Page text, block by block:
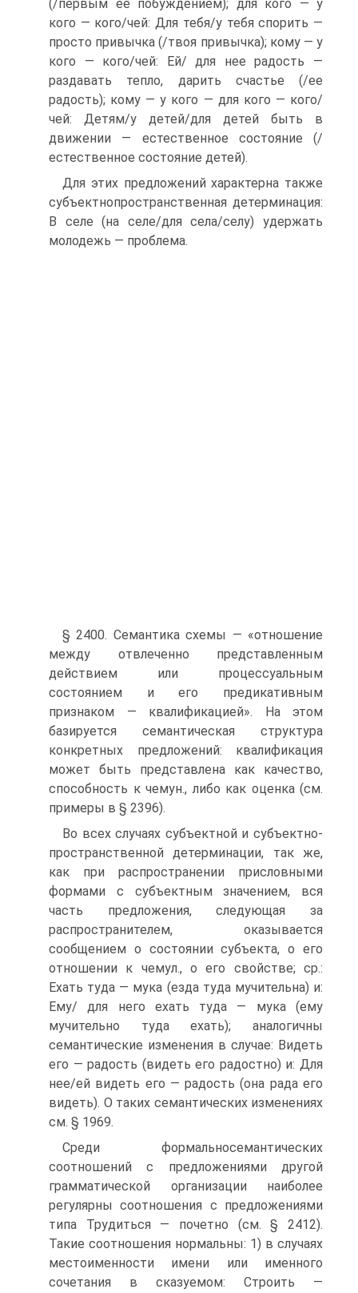
(/первым ее побуждением); для кого — у
кого — кого/чей: Для тебя/у тебя спорить —
просто привычка (/твоя привычка); кому — у
кого — кого/чей: Ей/ для нее радость —
раздавать тепло, дарить счастье (/ее
радость); кому — у кого — для кого — кого/
чей: Детям/у детей/для детей быть в
движении — естественное состояние (/
естественное состояние детей).
Для этих предложений характерна также
субъектно­пространственная детерминация:
В селе (на селе/для села/селу) удержать
молодежь — проблема.
§ 2400. Семантика схемы — «отношение
между отвлеченно представленным
действием или процессуальным
состоянием и его предикативным
признаком — квалификацией». На этом
базируется семантическая структура
конкретных предложений: квалификация
может быть представлена как качество,
способность к чему­н., либо как оценка (см.
примеры в § 2396).
Во всех случаях субъектной и субъектно­
пространственной детерминации, так же,
как при распространении присловными
формами с субъектным значением, вся
часть предложения, следующая за
распространителем, оказывается
сообщением о состоянии субъекта, о его
отношении к чему­л., о его свойстве; ср.:
Ехать туда — мука (езда туда мучительна) и:
Ему/ для него ехать туда — мука (ему
мучительно туда ехать); аналогичны
семантические изменения в случае: Видеть
его — радость (видеть его радостно) и: Для
нее/ей видеть его — радость (она рада его
видеть). О таких семантических изменениях
см. § 1969.
Среди формально­семантических
соотношений с предложениями другой
грамматической организации наиболее
регулярны соотношения с предложениями
типа Трудиться — почетно (см. § 2412).
Такие соотношения нормальны: 1) в случаях
местоименности имени или именного
сочетания в сказуемом: Строить —